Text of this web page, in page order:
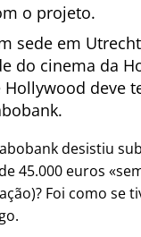
o projeto.
sede em
do cinema da
Hollywood deve
desistiu
45.000 euros
Foi como se